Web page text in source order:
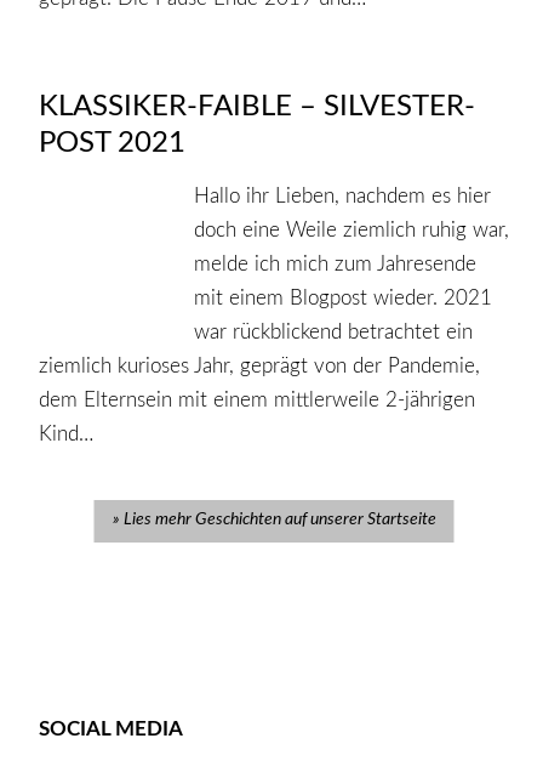
KLASSIKER-FAIBLE – SILVESTER-
POST 2021
Hallo ihr Lieben, nachdem es hier
doch eine Weile ziemlich ruhig war,
melde ich mich zum Jahresende
mit einem Blogpost wieder. 2021
war rückblickend betrachtet ein
ziemlich kurioses Jahr, geprägt von der Pandemie,
dem Elternsein mit einem mittlerweile 2-jährigen
Kind…
Lies mehr Geschichten auf unserer Startseite
SOCIAL MEDIA